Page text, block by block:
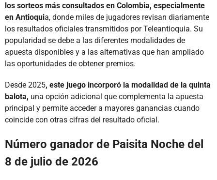
los sorteos más consultados en Colombia, especialmente
en Antioquia, donde miles de jugadores revisan diariamente
los resultados oficiales transmitidos por Teleantioquia. Su
popularidad se debe a las diferentes modalidades de
apuesta disponibles y a las alternativas que han ampliado
las oportunidades de obtener premios.
Desde 2025, este juego incorporó la modalidad de la quinta
balota, una opción adicional que complementa la apuesta
principal y permite acceder a mayores ganancias cuando
coincide con otras cifras del resultado oficial.
Número ganador de Paisita Noche del
8 de julio de 2026